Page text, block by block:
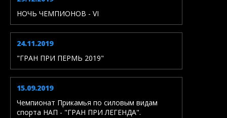
НОЧЬ ЧЕМПИОНОВ - VI
24.11.2019
"ГРАН ПРИ ПЕРМЬ 2019"
15.09.2019
Чемпионат Прикамья по силовым видам
спорта НАП - "ГРАН ПРИ ЛЕГЕНДА".